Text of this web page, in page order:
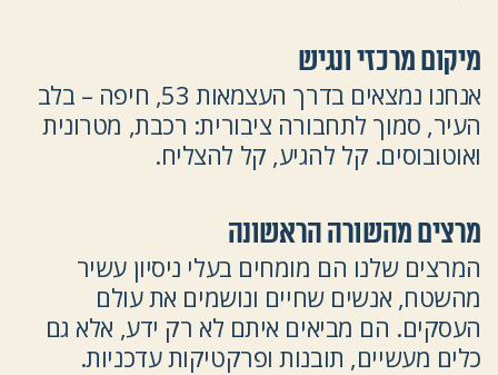
מיקום מרכזי ונגיש
אנחנו נמצאים בדרך העצמאות 53, חיפה – בלב
העיר, סמוך לתחבורה ציבורית: רכבת, מטרונית
ואוטובוסים. קל להגיע, קל להצליח.
מרצים מהשורה הראשונה
המרצים שלנו הם מומחים בעלי ניסיון עשיר
מהשטח, אנשים שחיים ונושמים את עולם
העסקים. הם מביאים איתם לא רק ידע, אלא גם
כלים מעשיים, תובנות ופרקטיקות עדכניות.